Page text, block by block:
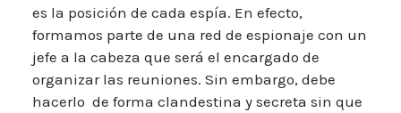
es la posición de cada espía. En efecto,
formamos parte de una red de espionaje con un
jefe a la cabeza que será el encargado de
organizar las reuniones. Sin embargo, debe
hacerlo de forma clandestina y secreta sin que